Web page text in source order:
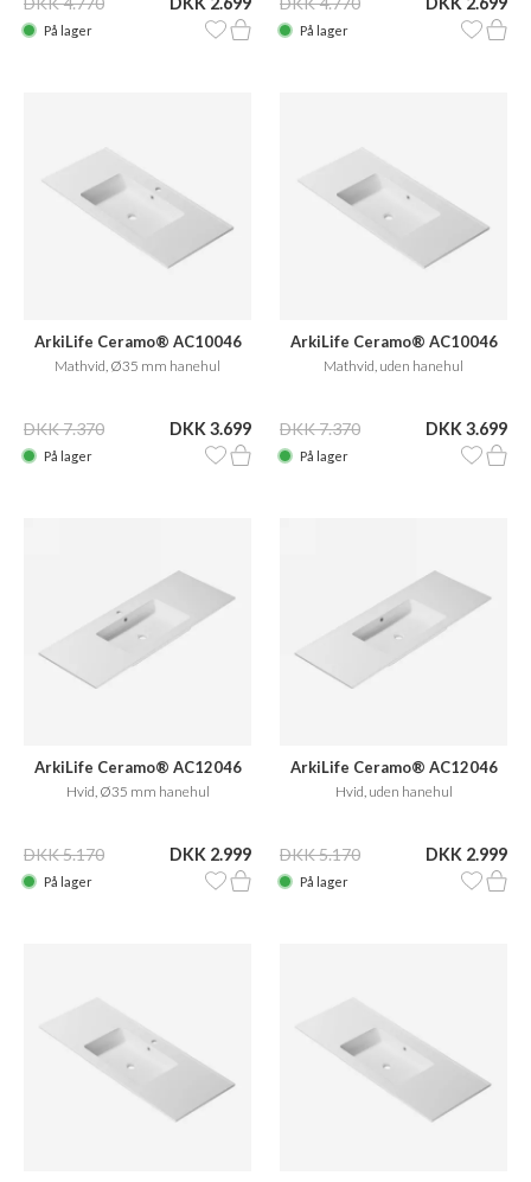
På lager På lager
ArkiLife Ceramo® AC10046
Mathvid, Ø35 mm hanehul
DKK 7.370 DKK 3.699
På lager
ArkiLife Ceramo® AC10046
Mathvid, uden hanehul
DKK 7.370 DKK 3.699
På lager
ArkiLife Ceramo® AC12046
Hvid, Ø35 mm hanehul
DKK 5.170 DKK 2.999
På lager
ArkiLife Ceramo® AC12046
Hvid, uden hanehul
DKK 5.170 DKK 2.999
På lager